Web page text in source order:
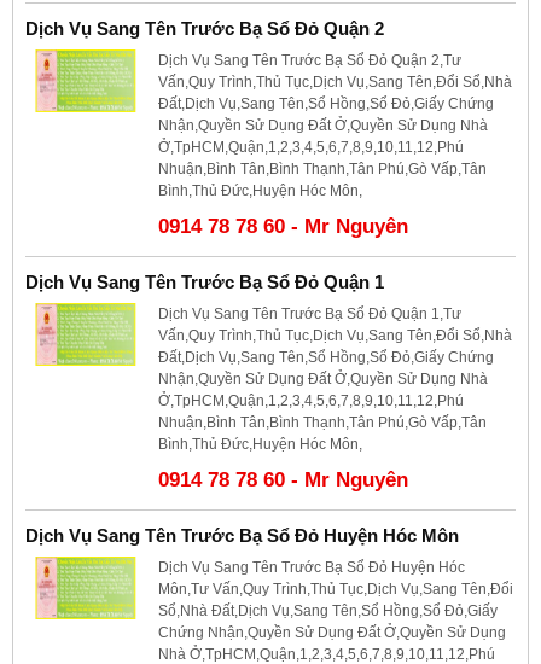
Dịch Vụ Sang Tên Trước Bạ Sổ Đỏ Quận 2
Dịch Vụ Sang Tên Trước Bạ Sổ Đỏ Quận 2,Tư
Vấn,Quy Trình,Thủ Tục,Dịch Vụ,Sang Tên,Đổi Sổ,Nhà
Đất,Dịch Vụ,Sang Tên,Sổ Hồng,Sổ Đỏ,Giấy Chứng
Nhận,Quyền Sử Dụng Đất Ở,Quyền Sử Dụng Nhà
Ở,TpHCM,Quận,1,2,3,4,5,6,7,8,9,10,11,12,Phú
Nhuận,Bình Tân,Bình Thạnh,Tân Phú,Gò Vấp,Tân
Bình,Thủ Đức,Huyện Hóc Môn,
0914 78 78 60 - Mr Nguyên
Dịch Vụ Sang Tên Trước Bạ Sổ Đỏ Quận 1
Dịch Vụ Sang Tên Trước Bạ Sổ Đỏ Quận 1,Tư
Vấn,Quy Trình,Thủ Tục,Dịch Vụ,Sang Tên,Đổi Sổ,Nhà
Đất,Dịch Vụ,Sang Tên,Sổ Hồng,Sổ Đỏ,Giấy Chứng
Nhận,Quyền Sử Dụng Đất Ở,Quyền Sử Dụng Nhà
Ở,TpHCM,Quận,1,2,3,4,5,6,7,8,9,10,11,12,Phú
Nhuận,Bình Tân,Bình Thạnh,Tân Phú,Gò Vấp,Tân
Bình,Thủ Đức,Huyện Hóc Môn,
0914 78 78 60 - Mr Nguyên
Dịch Vụ Sang Tên Trước Bạ Sổ Đỏ Huyện Hóc Môn
Dịch Vụ Sang Tên Trước Bạ Sổ Đỏ Huyện Hóc
Môn,Tư Vấn,Quy Trình,Thủ Tục,Dịch Vụ,Sang Tên,Đổi
Sổ,Nhà Đất,Dịch Vụ,Sang Tên,Sổ Hồng,Sổ Đỏ,Giấy
Chứng Nhận,Quyền Sử Dụng Đất Ở,Quyền Sử Dụng
Nhà Ở,TpHCM,Quận,1,2,3,4,5,6,7,8,9,10,11,12,Phú